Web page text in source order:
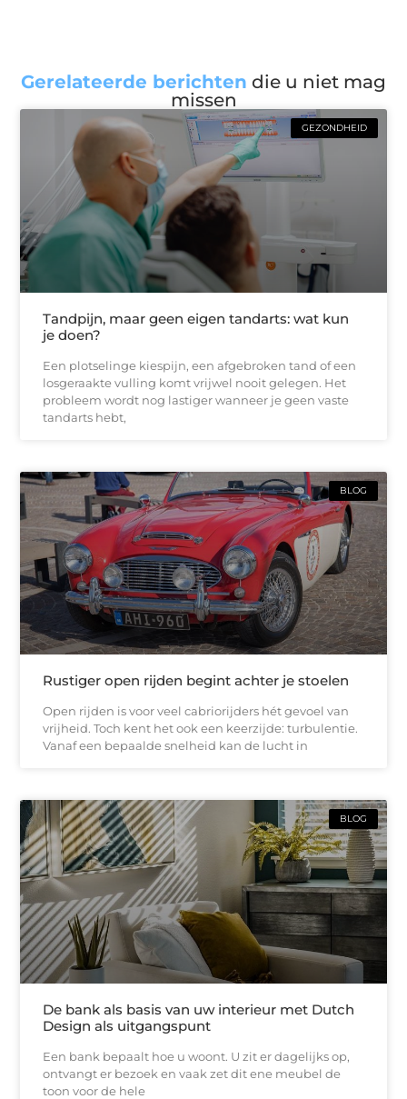
Gerelateerde berichten die u niet mag
missen
GEZONDHEID
Tandpijn, maar geen eigen tandarts: wat kun
je doen?
Een plotselinge kiespijn, een afgebroken tand of een
losgeraakte vulling komt vrijwel nooit gelegen. Het
probleem wordt nog lastiger wanneer je geen vaste
tandarts hebt,
BLOG
Rustiger open rijden begint achter je stoelen
Open rijden is voor veel cabriorijders hét gevoel van
vrijheid. Toch kent het ook een keerzijde: turbulentie.
Vanaf een bepaalde snelheid kan de lucht in
BLOG
De bank als basis van uw interieur met Dutch
Design als uitgangspunt
Een bank bepaalt hoe u woont. U zit er dagelijks op,
ontvangt er bezoek en vaak zet dit ene meubel de
toon voor de hele